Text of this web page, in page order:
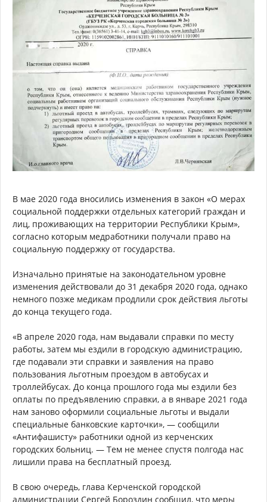
В мае 2020 года вносились изменения в закон «О мерах
социальной поддержки отдельных категорий граждан и
лиц, проживающих на территории Республики Крым»,
согласно которым медработники получали право на
социальную поддержку от государства.
Изначально принятые на законодательном уровне
изменения действовали до 31 декабря 2020 года, однако
немного позже медикам продлили срок действия льготы
до конца текущего года.
«В апреле 2020 года, нам выдавали справки по месту
работы, затем мы ездили в городскую администрацию,
где подавали эти справки и заявления на право
пользования льготным проездом в автобусах и
троллейбусах. До конца прошлого года мы ездили без
оплаты по предъявлению справки, а в январе 2021 года
нам заново оформили социальные льготы и выдали
специальные банковские карточки», — сообщили
«Антифашисту» работники одной из керченских
городских больниц. — Тем не менее спустя полгода нас
лишили права на бесплатный проезд.
В свою очередь, глава Керченской городской
администрации Сергей Бороздин сообщил, что меры